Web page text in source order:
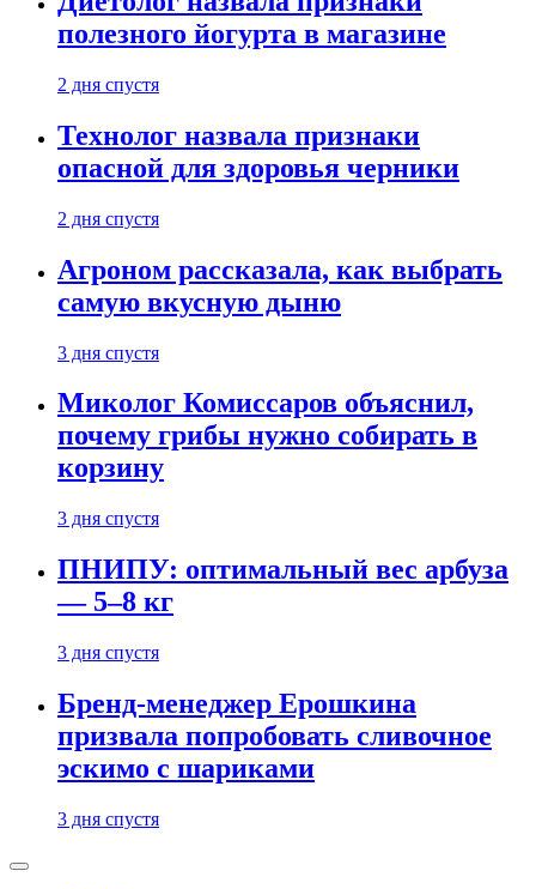
полезного йогурта в магазине
2 дня спустя
Технолог назвала признаки
опасной для здоровья черники
2 дня спустя
Агроном рассказала, как выбрать
самую вкусную дыню
3 дня спустя
Миколог Комиссаров объяснил,
почему грибы нужно собирать в
корзину
3 дня спустя
ПНИПУ: оптимальный вес арбуза
— 5–8 кг
3 дня спустя
Бренд-менеджер Ерошкина
призвала попробовать сливочное
эскимо с шариками
3 дня спустя